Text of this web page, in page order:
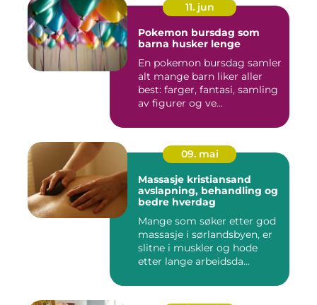
11. jun
Pokemon bursdag som
barna husker lenge
En pokemon bursdag samler
alt mange barn liker aller
best: farger, fantasi, samling
av figurer og ve...
09. mai
Massasje kristiansand
avslapning, behandling og
bedre hverdag
Mange som søker etter god
massasje i sørlandsbyen, er
slitne i muskler og hode
etter lange arbeidsda...